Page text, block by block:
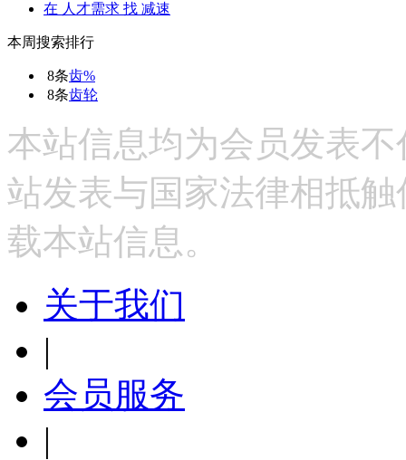
在 人才需求 找 减速
本周搜索排行
8条齿%
8条齿轮
本站信息均为会员发表
站发表与国家法律相抵
载本站信息。
关于我们
|
会员服务
|